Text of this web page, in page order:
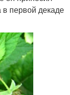
в первой декаде